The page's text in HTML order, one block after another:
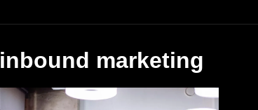
inbound marketing